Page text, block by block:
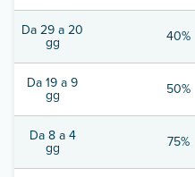
Da 29 a 20
gg 40%
Da 19 a 9
gg 50%
Da 8 a 4
gg 75%